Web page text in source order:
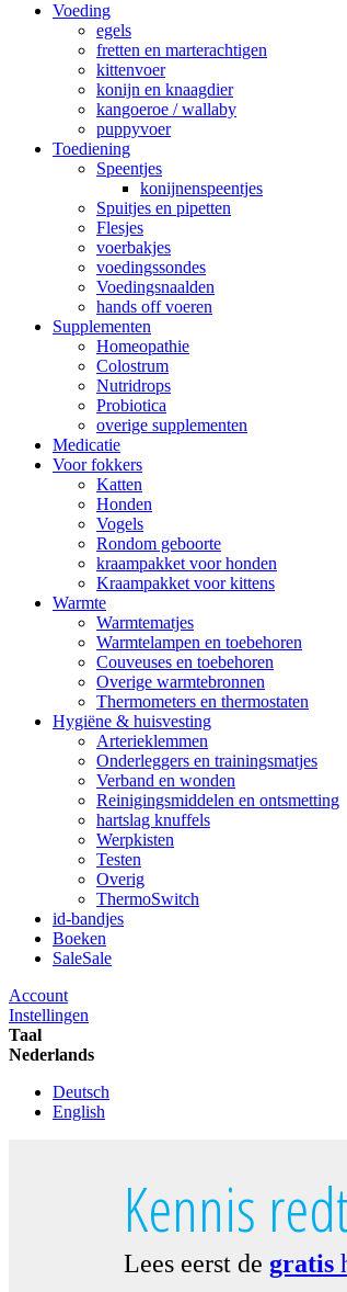
Voeding
egels
fretten en marterachtigen
kittenvoer
konijn en knaagdier
kangoeroe / wallaby
puppyvoer
Toediening
Speentjes
konijnenspeentjes
Spuitjes en pipetten
Flesjes
voerbakjes
voedingssondes
Voedingsnaalden
hands off voeren
Supplementen
Homeopathie
Colostrum
Nutridrops
Probiotica
overige supplementen
Medicatie
Voor fokkers
Katten
Honden
Vogels
Rondom geboorte
kraampakket voor honden
Kraampakket voor kittens
Warmte
Warmtematjes
Warmtelampen en toebehoren
Couveuses en toebehoren
Overige warmtebronnen
Thermometers en thermostaten
Hygiëne & huisvesting
Arterieklemmen
Onderleggers en trainingsmatjes
Verband en wonden
Reinigingsmiddelen en ontsmetting
hartslag knuffels
Werpkisten
Testen
Overig
ThermoSwitch
id-bandjes
Boeken
SaleSale
Account
Instellingen
Taal
Nederlands
Deutsch
English
Kennis
Lees eerst de gratis